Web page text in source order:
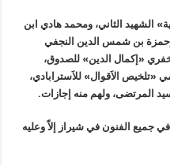
الشهيد الثاني، ومحمد هادي ابن
بن شمس الدين النجفي
«إكمال الدين» للصدوق،
«تلخيص الاَقوال» للاَسترابادي،
المرتضى، ولهم منه إجازات.
جميع الفنون في شيراز إلاّ وعليه